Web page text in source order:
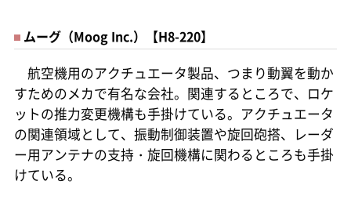
ムーグ（Moog Inc.）【H8-220】
航空機用のアクチュエータ製品、つまり動翼を動か
すためのメカで有名な会社。関連するところで、ロケ
ットの推力変更機構も手掛けている。アクチュエータ
の関連領域として、振動制御装置や旋回砲搭、レーダ
ー用アンテナの支持・旋回機構に関わるところも手掛
けている。